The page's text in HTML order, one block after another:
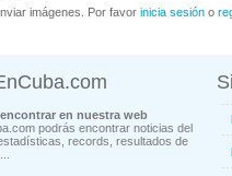
imágenes. Por favor inicia sesión o
en nuestra web
podrás encontrar noticias del
records, resultados de